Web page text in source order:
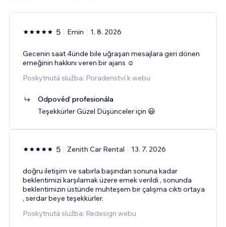
5 Emin 1. 8. 2026
Gecenin saat 4ünde bile uğraşan mesajlara geri dönen
emeğinin hakkını veren bir ajans ☺️
Poskytnutá služba: Poradenství k webu
Odpověď profesionála
Teşekkürler Güzel Düşünceler için 😃
5 Zenith Car Rental 13. 7. 2026
doğru iletişim ve sabırla başından sonuna kadar
beklentimizi karşılamak üzere emek verildi , sonunda
beklentimizin üstünde muhteşem bir çalışma cıktı ortaya
, serdar beye teşekkürler.
Poskytnutá služba: Redesign webu